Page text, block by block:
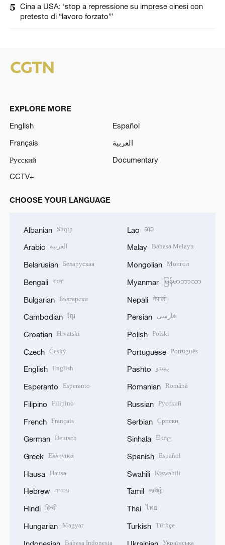
5 Cina a USA: ‘stop a repressione su imprese cinesi con
pretesto di “lavoro forzato”’
EXPLORE MORE
English
Español
Français
العربية
Русский
Documentary
CCTV+
CHOOSE YOUR LANGUAGE
Albanian Shqip
Arabic العربية
Belarusian Беларуская
Bengali বাংলা
Bulgarian Български
Cambodian ខ្មែរ
Croatian Hrvatski
Czech Český
English English
Esperanto Esperanto
Filipino Filipino
French Français
German Deutsch
Greek Ελληνικά
Hausa Hausa
Hebrew עברית
Hindi हिन्दी
Hungarian Magyar
Bahasa Indonesia
Lao ລາວ
Malay Bahasa Melayu
Mongolian Монгол
Myanmar မြန်မာဘာသာ
Nepali नेपाली
Persian فارسی
Polish Polski
Portuguese Português
Pashto پښتو
Romanian Română
Russian Русский
Serbian Српски
Sinhala සිංහල
Spanish Español
Swahili Kiswahili
Tamil தமிழ்
Thai ไทย
Turkish Türkçe
Українська